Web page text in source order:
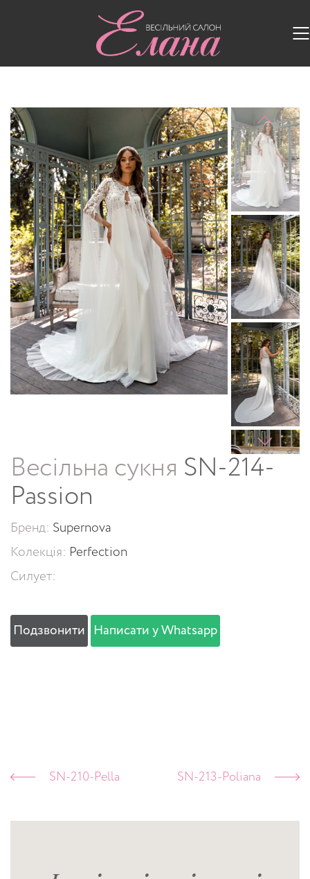
Весільні сукні/
Весільна сукня SN-214-
Passion
Бренд: Supernova
Колекція: Perfection
Силует:
Подзвонити Написати у Whatsapp
SN-210-Pella SN-213-Poliana